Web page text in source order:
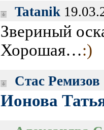
Tatanik
Звериный
Хорошая…:)
Стас Ремизов
Ионова